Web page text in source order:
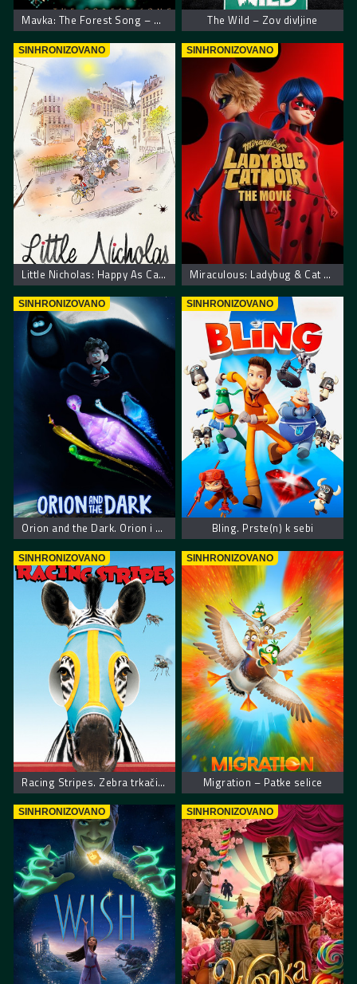
Mavka: The Forest Song – Mavka: Zaštitnica šume The Wild – Zov divljine
SINHRONIZOVANO
Little Nicholas: Happy As Can Be – Nikica: Kako je sve počelo
SINHRONIZOVANO
Miraculous: Ladybug & Cat Noir, The Movie – Mirakulus Film: Pustolovine bubamare i crnog mačka
SINHRONIZOVANO
Orion and the Dark. Orion i mrak
SINHRONIZOVANO
Bling. Prste(n) k sebi
SINHRONIZOVANO
Racing Stripes. Zebra trkačica
SINHRONIZOVANO
Migration – Patke selice
SINHRONIZOVANO SINHRONIZOVANO